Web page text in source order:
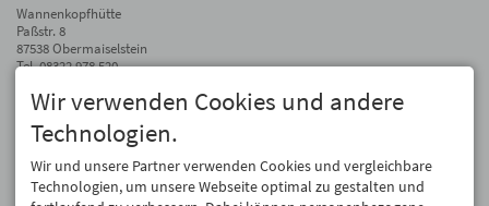
Wannenkopfhütte
Paßstr. 8
87538 Obermaiselstein
Tel.08322 978 520
info@wannenkopfhuette.de
Auf dem Laufenden bleiben
Wir geben Deine E-Mail-Adresse nicht weiter. Wir mögen auch keinen Spam.
Versprochen! Eine Abmeldung ist jederzeit möglich.
Wir verwenden Cookies und andere
Technologien.
Wir und unsere Partner verwenden Cookies und vergleichbare
Technologien, um unsere Webseite optimal zu gestalten und